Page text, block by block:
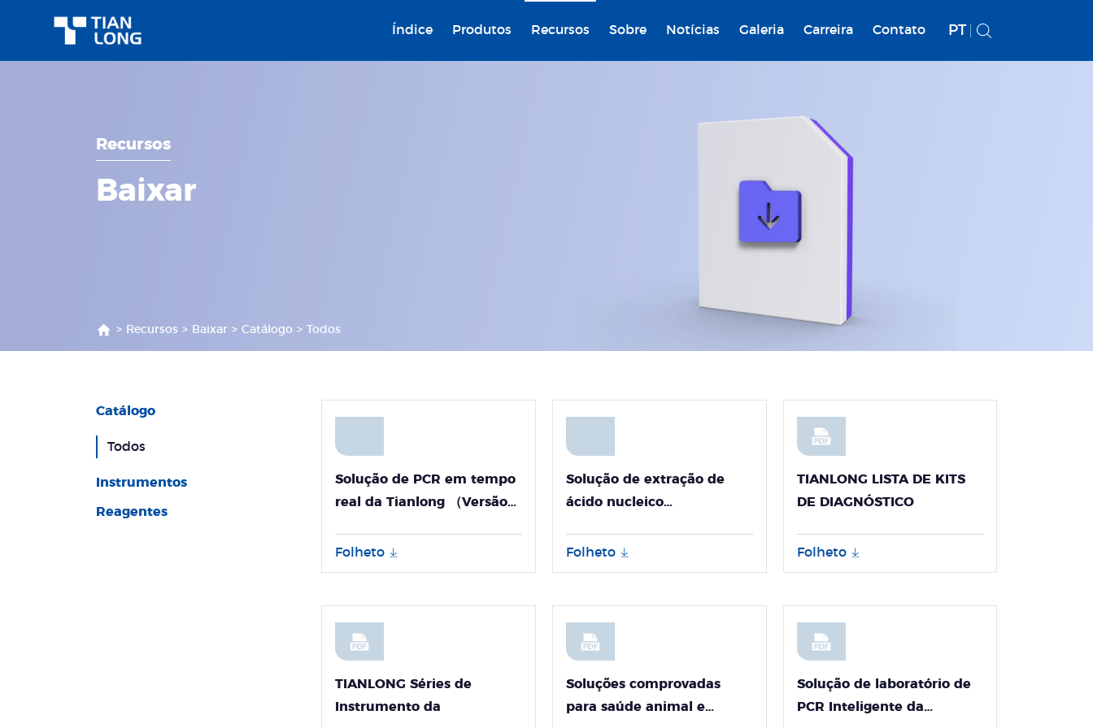
Índice Produtos Recursos Sobre Notícias Galeria Carreira Contato PT
Recursos
Baixar
> Recursos > Baixar > Catálogo > Todos
Catálogo
Todos
Instrumentos
Reagentes
Solução de PCR em tempo
real da Tianlong （Versão
Folheto
Solução de extração de
ácido nucleico
Folheto
TIANLONG LISTA DE KITS
DE DIAGNÓSTICO
Folheto
TIANLONG Séries de
Instrumento da
Soluções comprovadas
para saúde animal e
Solução de laboratório de
PCR Inteligente da